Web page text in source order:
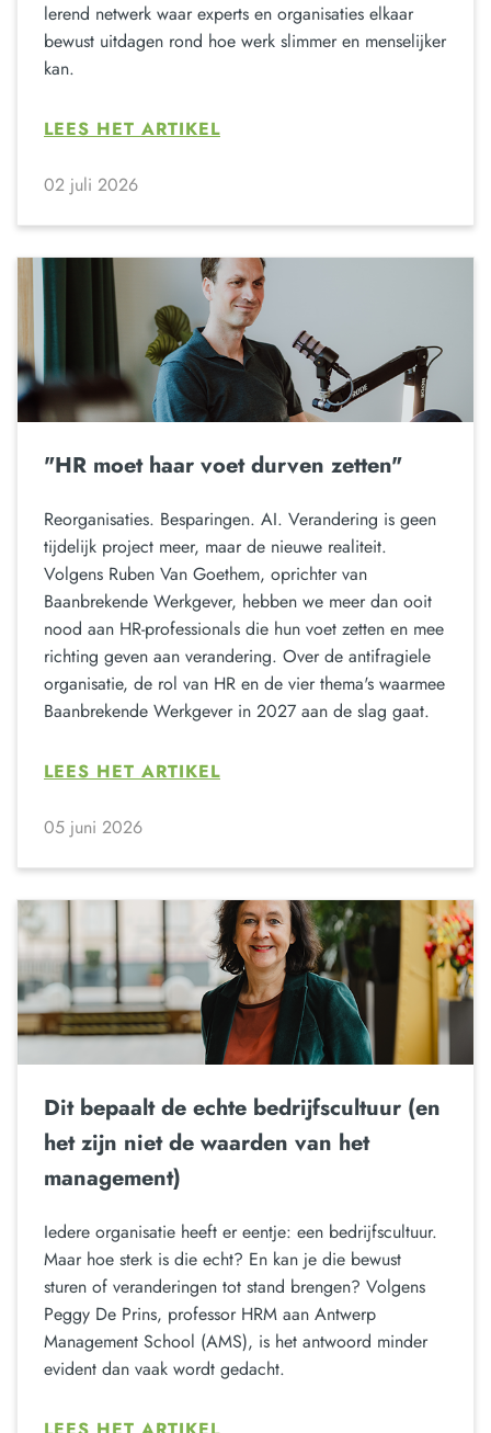
lerend netwerk waar experts en organisaties elkaar
bewust uitdagen rond hoe werk slimmer en menselijker
kan.
LEES HET ARTIKEL
02 juli 2026
"HR moet haar voet durven zetten"
Reorganisaties. Besparingen. AI. Verandering is geen
tijdelijk project meer, maar de nieuwe realiteit.
Volgens Ruben Van Goethem, oprichter van
Baanbrekende Werkgever, hebben we meer dan ooit
nood aan HR-professionals die hun voet zetten en mee
richting geven aan verandering. Over de antifragiele
organisatie, de rol van HR en de vier thema's waarmee
Baanbrekende Werkgever in 2027 aan de slag gaat.
LEES HET ARTIKEL
05 juni 2026
Dit bepaalt de echte bedrijfscultuur (en
het zijn niet de waarden van het
management)
Iedere organisatie heeft er eentje: een bedrijfscultuur.
Maar hoe sterk is die echt? En kan je die bewust
sturen of veranderingen tot stand brengen? Volgens
Peggy De Prins, professor HRM aan Antwerp
Management School (AMS), is het antwoord minder
evident dan vaak wordt gedacht.